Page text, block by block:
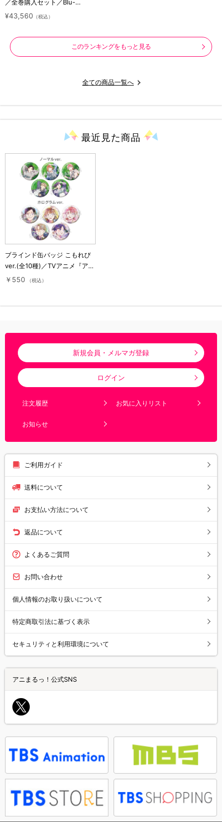
／全巻購入セット／Blu-
ray（アニまるっ！オリジナル
¥43,560 （税込）
このランキングをもっと見る
全ての商品一覧へ
最近見た商品
ブラインド缶バッジ こもれび
ver.(全10種)／TVアニメ『アオ
のハコ』
￥550 （税込）
新規会員・メルマガ登録
ログイン
注文履歴 お気に入りリスト
お知らせ
ご利用ガイド
送料について
お支払い方法について
返品について
よくあるご質問
お問い合わせ
個人情報のお取り扱いについて
特定商取引法に基づく表示
セキュリティと利用環境について
アニまるっ！公式SNS